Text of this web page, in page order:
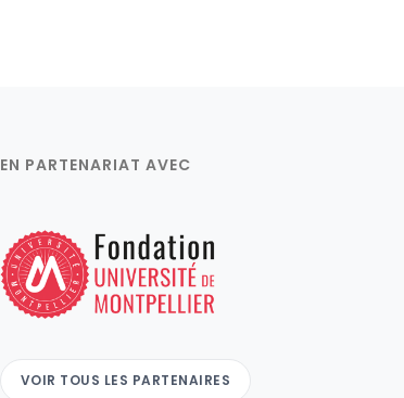
EN PARTENARIAT AVEC
VOIR TOUS LES PARTENAIRES